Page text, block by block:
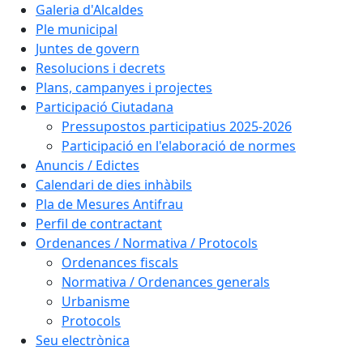
Galeria d'Alcaldes
Ple municipal
Juntes de govern
Resolucions i decrets
Plans, campanyes i projectes
Participació Ciutadana
Pressupostos participatius 2025-2026
Participació en l'elaboració de normes
Anuncis / Edictes
Calendari de dies inhàbils
Pla de Mesures Antifrau
Perfil de contractant
Ordenances / Normativa / Protocols
Ordenances fiscals
Normativa / Ordenances generals
Urbanisme
Protocols
Seu electrònica